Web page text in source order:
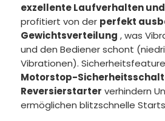
exzellente Laufverhalten
profitiert von der perfekt
Gewichtsverteilung , was
und den Bediener schont
Vibrationen).
Motorstop-
Reversierstarter verhindern
ermöglichen blitzschnelle